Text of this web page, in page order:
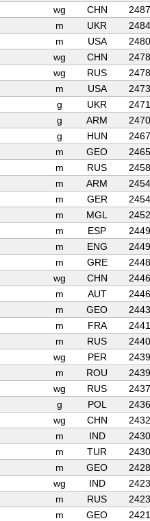
wg CHN
2487
m UKR
2484
m USA
2480
wg CHN
2478
wg RUS
2478
m USA
2473
g UKR
2471
g ARM
2470
g HUN
2467
m GEO
2465
m RUS
2458
m ARM
2454
m GER
2454
m MGL
2452
m ESP
2449
m ENG
2449
m GRE
2448
wg CHN
2446
m AUT
2446
m GEO
2443
m FRA
2441
m RUS
2440
wg PER
2439
m ROU
2439
wg RUS
2437
g POL
2436
wg CHN
2432
m IND
2430
m TUR
2430
m GEO
2428
wg IND
2423
m RUS
2423
m GEO
2421